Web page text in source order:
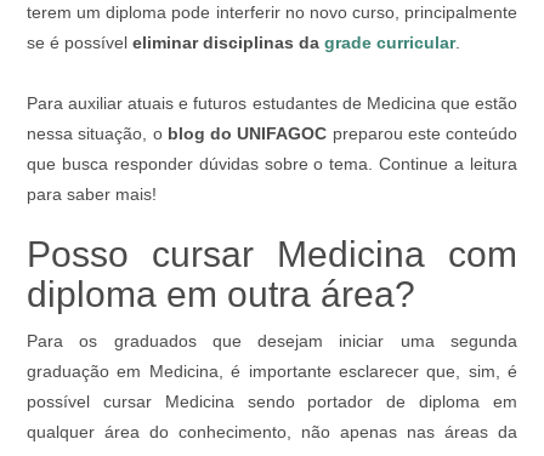
terem um diploma pode interferir no novo curso, principalmente
se é possível eliminar disciplinas da grade curricular.
Para auxiliar atuais e futuros estudantes de Medicina que estão
nessa situação, o blog do UNIFAGOC preparou este conteúdo
que busca responder dúvidas sobre o tema. Continue a leitura
para saber mais!
Posso cursar Medicina com
diploma em outra área?
Para os graduados que desejam iniciar uma segunda
graduação em Medicina, é importante esclarecer que, sim, é
possível cursar Medicina sendo portador de diploma em
qualquer área do conhecimento, não apenas nas áreas da